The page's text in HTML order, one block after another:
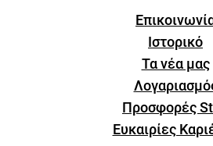
Ιστορικό
Τα νέα μας
Προσφορές
Ευκαιρίες